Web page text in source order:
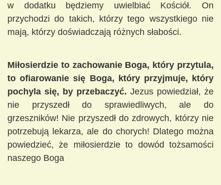
w dodatku będziemy uwielbiać Kościół. On
przychodzi do takich, którzy tego wszystkiego nie
mają, którzy doświadczają różnych słabości.
Miłosierdzie to zachowanie Boga, który przytula,
to ofiarowanie się Boga, który przyjmuje, który
pochyla się, by przebaczyć. Jezus powiedział, że
nie przyszedł do sprawiedliwych, ale do
grzeszników! Nie przyszedł do zdrowych, którzy nie
potrzebują lekarza, ale do chorych! Dlatego można
powiedzieć, że miłosierdzie to dowód tożsamości
naszego Boga